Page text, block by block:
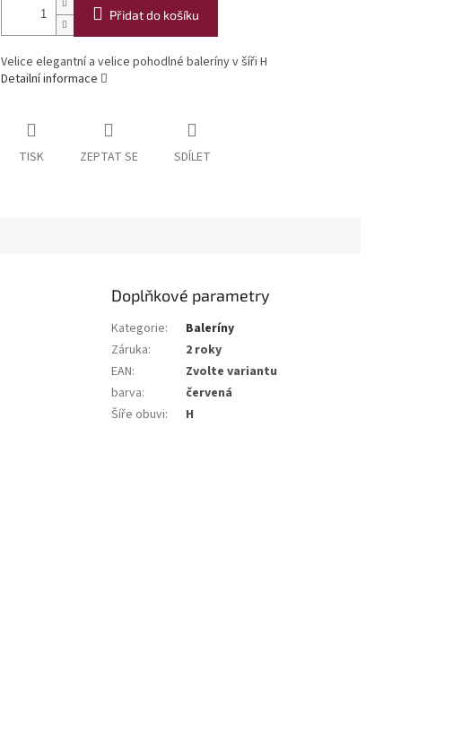
Přidat do košíku
Velice elegantní a velice pohodlné baleríny v šíři H
Detailní informace
TISK ZEPTAT SE SDÍLET
Doplňkové parametry
Kategorie:
Baleríny
Záruka:
2 roky
EAN:
Zvolte variantu
barva:
červená
Šíře obuvi: H